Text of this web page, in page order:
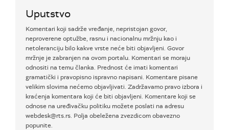
Uputstvo
Komentari koji sadrže vređanje, nepristojan govor,
neproverene optužbe, rasnu i nacionalnu mržnju kao i
netoleranciju bilo kakve vrste neće biti objavljeni. Govor
mržnje je zabranjen na ovom portalu. Komentari se moraju
odnositi na temu članka. Prednost će imati komentari
gramatički i pravopisno ispravno napisani. Komentare pisane
velikim slovima nećemo objavljivati. Zadržavamo pravo izbora i
kraćenja komentara koji će biti objavljeni. Komentare koji se
odnose na uređivačku politiku možete poslati na adresu
webdesk@rts.rs. Polja obeležena zvezdicom obavezno
popunite.